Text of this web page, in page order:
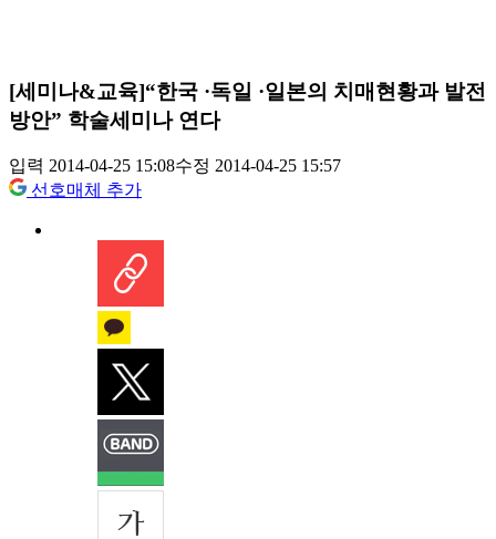
[세미나&교육]“한국 ·독일 ·일본의 치매현황과 발전
방안” 학술세미나 연다
입력 2014-04-25 15:08수정 2014-04-25 15:57
선호매체 추가